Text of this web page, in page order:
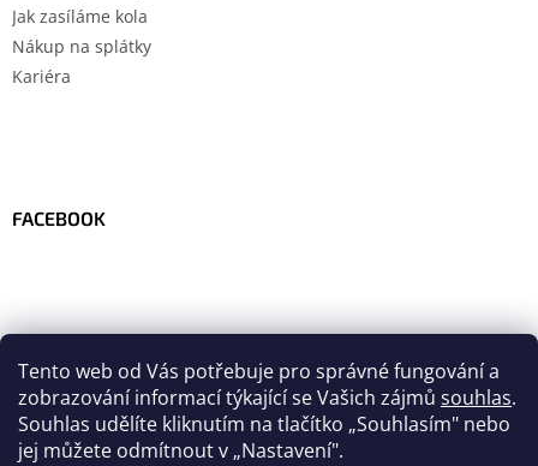
Tento web od Vás potřebuje pro správné fungování a
zobrazování informací týkající se Vašich zájmů souhlas.
Souhlas udělíte kliknutím na tlačítko „Souhlasím" nebo
jej můžete odmítnout v „Nastavení".
Jak zasíláme kola
Nákup na splátky
Kariéra
FACEBOOK